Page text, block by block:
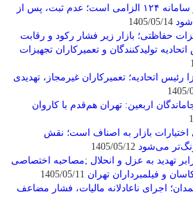
ثبت قیمت کالا و خدمات در سامانه ۱۲۴ الزامی است؛ عدم ثبت، پس از
حفاظتی؛ بازار زیر فشار رکود و رقابت
تولیدکنندگان و تعمیرکاران تجهیزات
اتحادیه؛ تعمیرکاران غیرمجاز، تهدیدی
اربعین: تهران هم‌قدم با کاروان
بازار به اصناف است؛ نقش
می‌شود
تهدید به عزل و انحلال ;مصاحبه اختصاصی
و فیلمبرداران تهران
اجرای ناعادلانه مالیات، فشار مضاعف